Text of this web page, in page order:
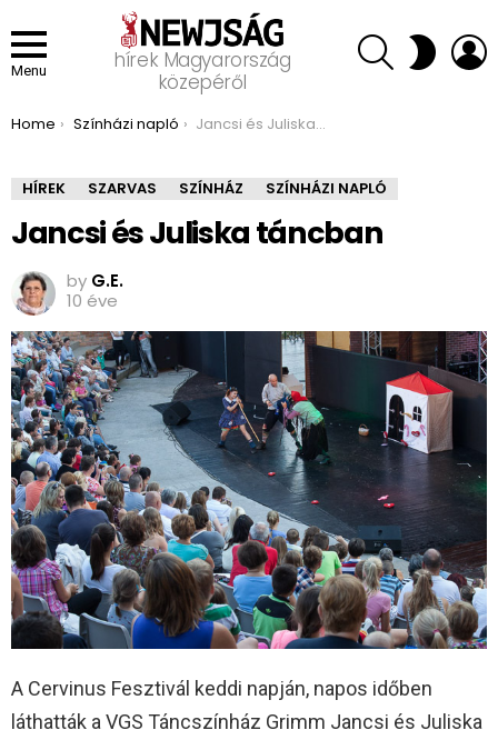
Menu
hírek Magyarország
közepéről
SEARCH SWITCH
SKIN
You are here:
Home Színházi napló Jancsi és Juliska táncban
HÍREK SZARVAS SZÍNHÁZ SZÍNHÁZI NAPLÓ
Jancsi és Juliska táncban
by G.E.
10 éve
A Cervinus Fesztivál keddi napján, napos időben
láthatták a VGS Táncszínház Grimm Jancsi és Juliska